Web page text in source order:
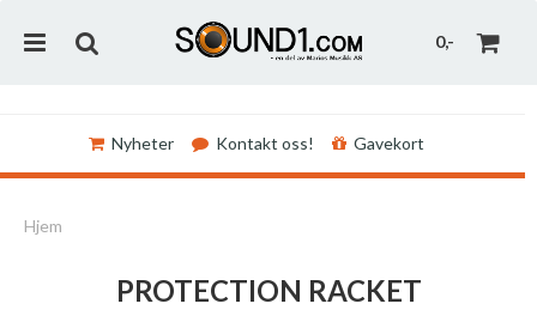
0,-
Nyheter Kontakt oss! Gavekort
Hjem
PROTECTION RACKET